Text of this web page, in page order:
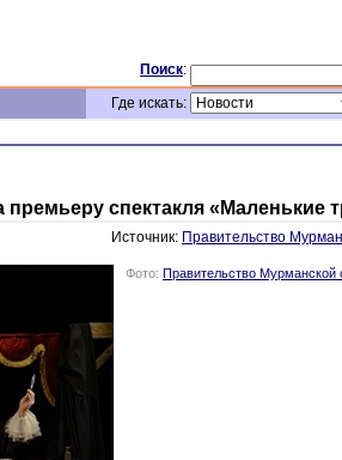
Поиск:
Где искать:
спектакля «Маленькие
Источник: Правительство
Фото: Правительство Мурманской